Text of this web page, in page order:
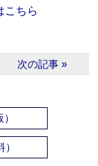
こちら
次の記事 »